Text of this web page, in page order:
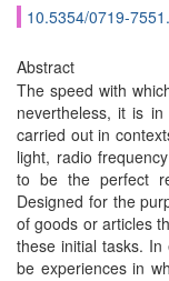
10.5354/0719-
Abstract
The speed with
nevertheless, it is
carried out in
light, radio
to be the perfect
Designed for the
of goods or articles
these initial tasks.
be experiences in